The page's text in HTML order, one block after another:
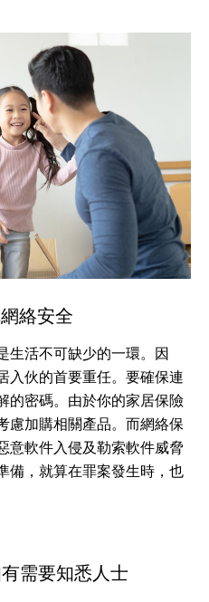
絡安全
生活不可缺少的一環。因
入伙的首要重任。要確保連
的密碼。由於你的家居保險
慮加購相關產品。而網絡保
意軟件入侵及勒索軟件威脅
備，就算在罪案發生時，也
需要知悉人士